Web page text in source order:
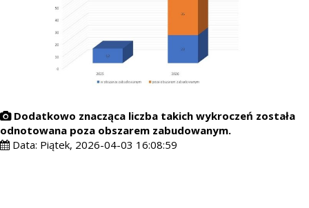
Dodatkowo znacząca liczba takich wykroczeń została
odnotowana poza obszarem zabudowanym.
Data: Piątek, 2026-04-03 16:08:59